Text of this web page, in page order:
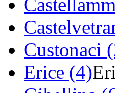
Custonaci
Erice (4)